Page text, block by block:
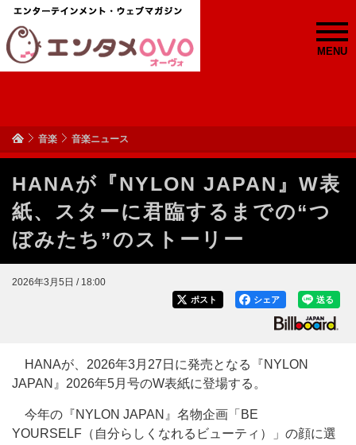
MENU
音楽 音楽ニュース
HANAが『NYLON JAPAN』W表
紙、スターに君臨するまでの“つ
ぼみたち”のストーリー
2026年3月5日 / 18:00
送る
シェア
ポスト
HANAが、2026年3月27日に発売となる『NYLON
JAPAN』2026年5月号のW表紙に登場する。
今年の『NYLON JAPAN』名物企画「BE
YOURSELF（自分らしくなれるビューティ）」の顔に選